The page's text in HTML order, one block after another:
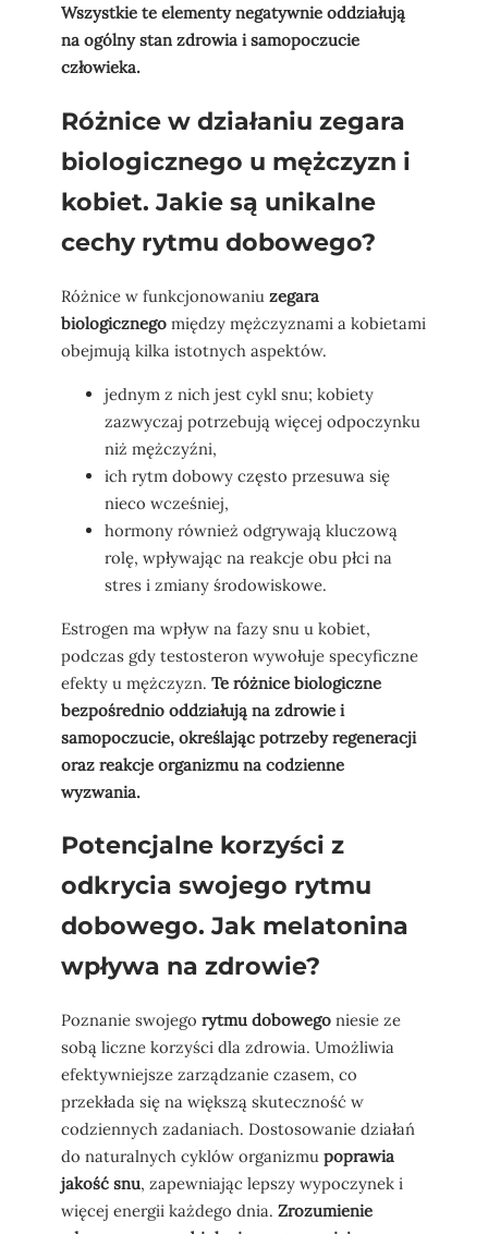
Wszystkie te elementy negatywnie oddziałują
na ogólny stan zdrowia i samopoczucie
człowieka.
Różnice w działaniu zegara
biologicznego u mężczyzn i
kobiet. Jakie są unikalne
cechy rytmu dobowego?
Różnice w funkcjonowaniu zegara
biologicznego między mężczyznami a kobietami
obejmują kilka istotnych aspektów.
jednym z nich jest cykl snu; kobiety
zazwyczaj potrzebują więcej odpoczynku
niż mężczyźni,
ich rytm dobowy często przesuwa się
nieco wcześniej,
hormony również odgrywają kluczową
rolę, wpływając na reakcje obu płci na
stres i zmiany środowiskowe.
Estrogen ma wpływ na fazy snu u kobiet,
podczas gdy testosteron wywołuje specyficzne
efekty u mężczyzn. Te różnice biologiczne
bezpośrednio oddziałują na zdrowie i
samopoczucie, określając potrzeby regeneracji
oraz reakcje organizmu na codzienne
wyzwania.
Potencjalne korzyści z
odkrycia swojego rytmu
dobowego. Jak melatonina
wpływa na zdrowie?
Poznanie swojego rytmu dobowego niesie ze
sobą liczne korzyści dla zdrowia. Umożliwia
efektywniejsze zarządzanie czasem, co
przekłada się na większą skuteczność w
codziennych zadaniach. Dostosowanie działań
do naturalnych cyklów organizmu poprawia
jakość snu, zapewniając lepszy wypoczynek i
więcej energii każdego dnia. Zrozumienie